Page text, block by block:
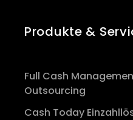
Produkte &
Full Cash
Outsourcing
Cash Today